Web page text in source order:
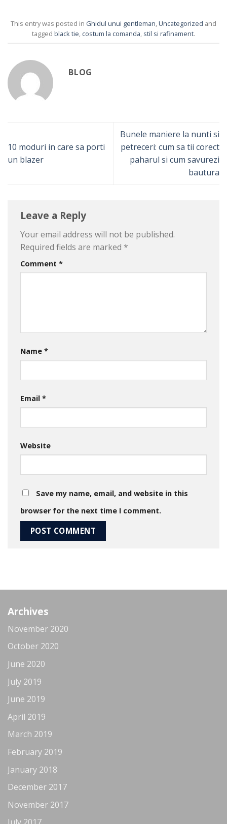
This entry was posted in Ghidul unui gentleman,Uncategorized and
tagged black tie, costum la comanda, stil si rafinament.
BLOG
10 moduri in care sa porti
un blazer
Bunele maniere la nunti si
petreceri: cum sa tii corect
paharul si cum savurezi
bautura
Leave a Reply
Your email address will not be published.
Required fields are marked *
Comment *
Name *
Email *
Website
Save my name, email, and website in this
browser for the next time I comment.
Archives
November 2020
October 2020
June 2020
July 2019
June 2019
April 2019
March 2019
February 2019
January 2018
December 2017
November 2017